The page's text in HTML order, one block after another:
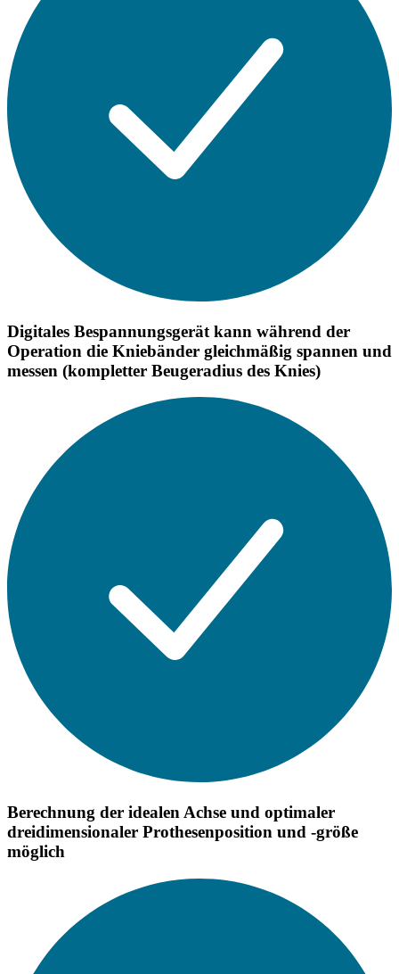
Digitales Bespannungsgerät kann während der
Operation die Kniebänder gleichmäßig spannen und
messen (kompletter Beugeradius des Knies)
Berechnung der idealen Achse und optimaler
dreidimensionaler Prothesenposition und -größe
möglich